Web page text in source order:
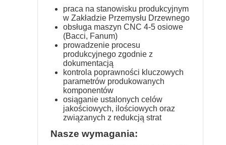
praca na stanowisku produkcyjnym
w Zakładzie Przemysłu Drzewnego
obsługa maszyn CNC 4-5 osiowe
(Bacci, Fanum)
prowadzenie procesu
produkcyjnego zgodnie z
dokumentacją
kontrola poprawności kluczowych
parametrów produkowanych
komponentów
osiąganie ustalonych celów
jakościowych, ilościowych oraz
związanych z redukcją strat
Nasze wymagania: